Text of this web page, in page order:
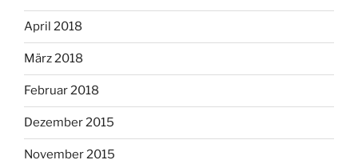
April 2018
März 2018
Februar 2018
Dezember 2015
November 2015